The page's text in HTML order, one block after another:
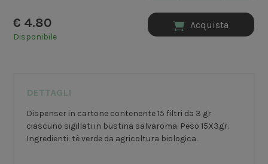
€ 4.80
Disponibile
Acquista
DETTAGLI
Dispenser in cartone contenente 15 filtri da 3 gr
ciascuno sigillati in bustina salvaroma. Peso 15X3gr.
Ingredienti: tè verde da agricoltura biologica.